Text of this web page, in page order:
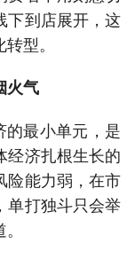
下到店展开，这
型。
火气
的最小单元，是
经济扎根生长的
险能力弱，在市
单打独斗只会举